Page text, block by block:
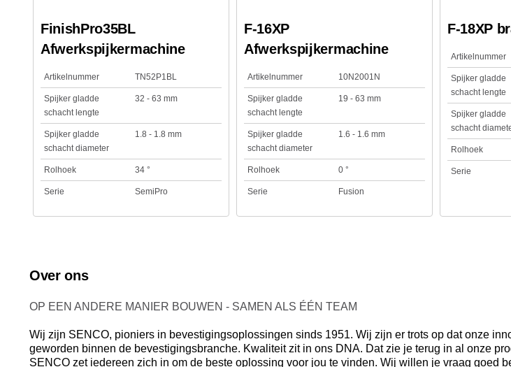
FinishPro35BL
Afwerkspijkermachine
Artikelnummer TN52P1BL
Spijker gladde
schacht lengte
32 - 63 mm
Spijker gladde
schacht diameter
1.8 - 1.8 mm
Rolhoek 34 °
Serie SemiPro
F-16XP
Afwerkspijkermachine
Artikelnummer 10N2001N
Spijker gladde
schacht lengte
19 - 63 mm
Spijker gladde
schacht diameter
1.6 - 1.6 mm
Rolhoek 0 °
Serie Fusion
F-18XP
Artikelnummer
Spijker gladde
schacht lengte
Spijker gladde
schacht
Rolhoek
Serie
Over ons
OP EEN ANDERE MANIER BOUWEN - SAMEN ALS ÉÉN TEAM
Wij zijn SENCO, pioniers in bevestigingsoplossingen sinds 1951. Wij zijn er trots op dat onze
geworden binnen de bevestigingsbranche. Kwaliteit zit in ons DNA. Dat zie je terug in al onze
SENCO zet iedereen zich in om de beste oplossing voor jou te vinden. Wij willen je vraag goed